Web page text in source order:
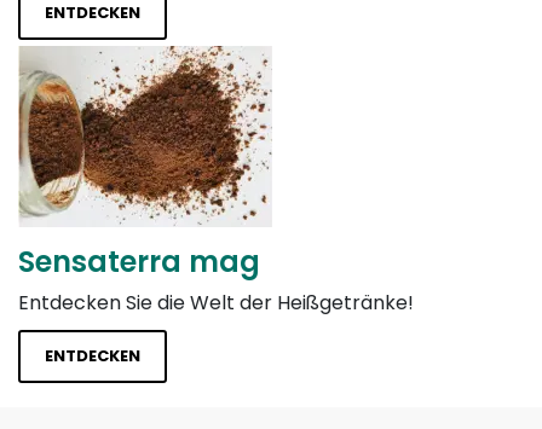
ENTDECKEN
Sensaterra mag
Entdecken Sie die Welt der Heißgetränke!
ENTDECKEN